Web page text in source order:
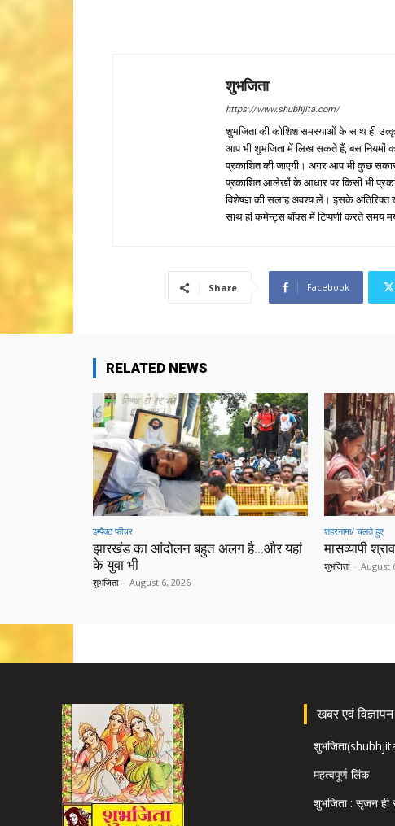
शुभजिता
https://www.shubhjita.com/
शुभजिता की कोशिश समस्याओं के साथ ही
आप भी शुभजिता में लिख सकते हैं, बस नियमों
प्रकाशित की जाएगी। अगर आप भी कुछ
प्रकाशित आलेखों के आधार पर किसी भी
विशेषज्ञ की सलाह अवश्य लें। इसके
साथ ही कमेन्ट्स बॉक्स में टिप्पणी करते समय
Share Facebook
RELATED NEWS
इम्पैक्ट फीचर
झारखंड का आंदोलन बहुत अलग है…और यहां
के युवा भी
शुभजिता - August 6, 2026
शहरनामा/ चलते हुए
मासव्यापी
शुभजिता - August
खबर एवं
महत्वपूर्ण लिंक
शुभजिता : सृजन ही